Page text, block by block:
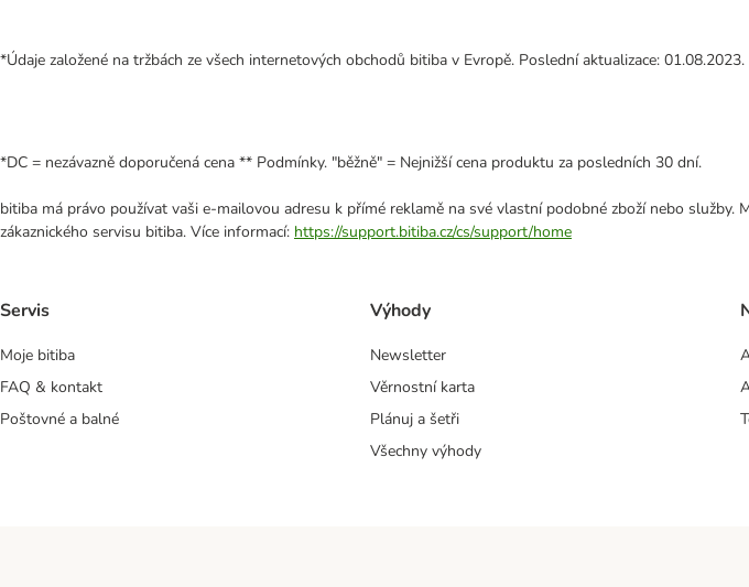
*Údaje založené na tržbách ze všech internetových obchodů bitiba v Evropě. Poslední aktualizace: 01.08.2023.
*DC = nezávazně doporučená cena ** Podmínky. "běžně" = Nejnižší cena produktu za posledních 30 dní.
bitiba má právo používat vaši e-mailovou adresu k přímé reklamě na své vlastní podobné zboží nebo
zákaznického servisu bitiba. Více informací: https://support.bitiba.cz/cs/support/home
Servis
Moje bitiba
FAQ & kontakt
Poštovné a balné
Výhody
Newsletter
Věrnostní karta
Plánuj a šetři
Všechny výhody